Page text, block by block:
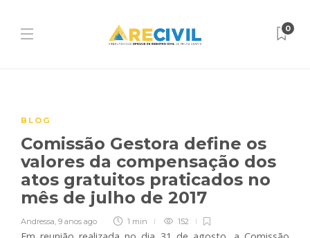
0
BLOG
Comissão Gestora define os
valores da compensação dos
atos gratuitos praticados no
mês de julho de 2017
Andressa, 9 anos ago 1 min 152